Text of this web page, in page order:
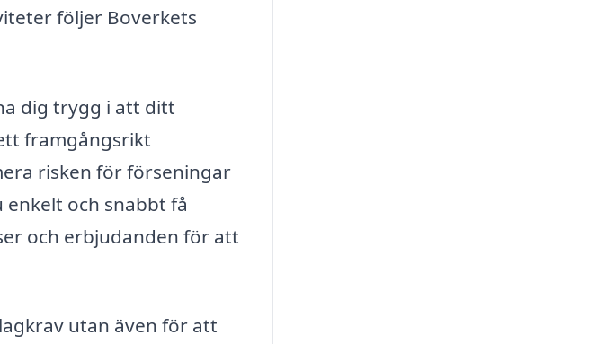
följer Boverkets
dig trygg i att ditt
framgångsrikt
risken för förseningar
och snabbt få
och erbjudanden för att
utan även för att